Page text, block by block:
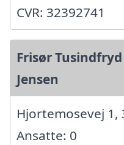
CVR: 32392741
Frisør
Jensen
Hjortemosevej
Ansatte: 0